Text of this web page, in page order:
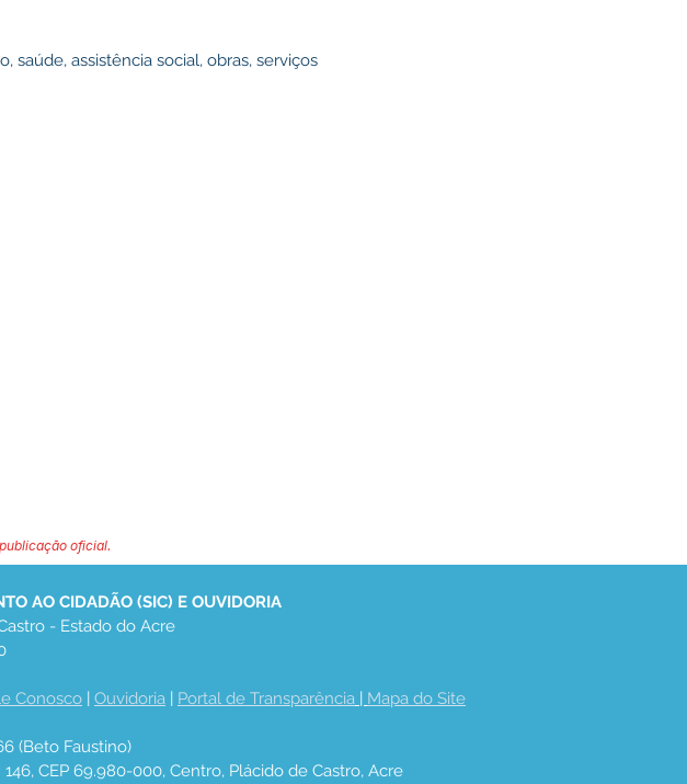
saúde, assistência social, obras, serviços
oficial.
AO CIDADÃO (SIC) E OUVIDORIA
- Estado do Acre
Conosco | Ouvidoria | Portal de Transparência | Mapa do Site
(Beto Faustino)
146, CEP 69.980-000, Centro, Plácido de Castro, Acre